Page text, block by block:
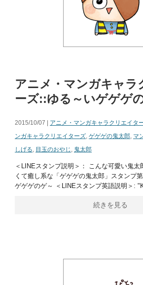
アニメ・マンガキャラ
ーズ::ゆる～いゲゲゲ
2015/10/07 | アニメ・マンガキャラクリエイタ
ンガキャラクリエイターズ, ゲゲゲの鬼太郎, マ
しげる, 目玉のおやじ , 鬼太郎
＜LINEスタンプ説明＞： こんな可愛い鬼太
くて癒し系な「ゲゲゲの鬼太郎」スタンプ
ゲゲゲのゲ～ ＜LINEスタンプ英語説明＞:
続きを見る